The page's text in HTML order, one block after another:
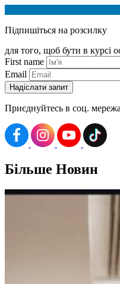
Підпишіться на розсилку
для того, щоб бути в курсі
First name
Email
Приєднуйтесь в соц.
Більше Новин